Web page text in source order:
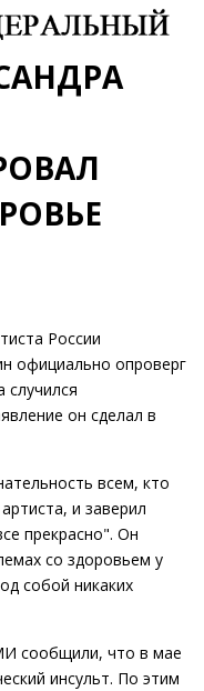
России
официально опроверг
он сделал в
всем, кто
и заверил
прекрасно". Он
со здоровьем у
собой никаких
сообщили, что в мае
инсульт. По этим